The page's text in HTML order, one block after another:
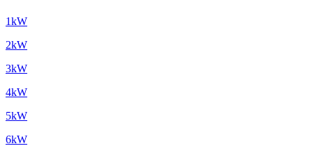
1kW
2kW
3kW
4kW
5kW
6kW